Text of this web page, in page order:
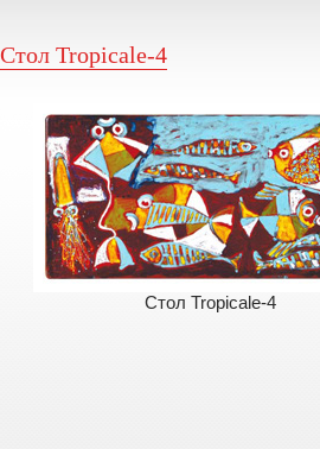
Стол Tropicale-4
Стол Tropicale-4